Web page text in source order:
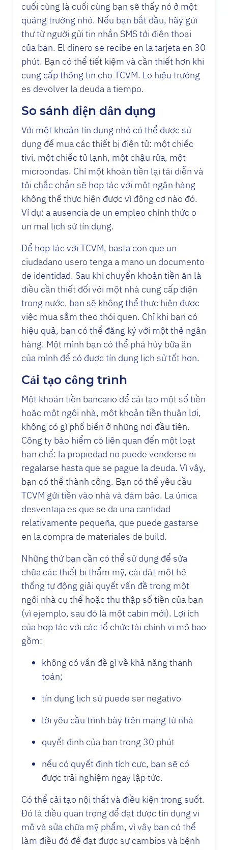
cuối cùng là cuối cùng bạn sẽ thấy nó ở một
quảng trường nhỏ. Nếu bạn bắt đầu, hãy gửi
thư từ người gửi tin nhắn SMS tới điện thoại
của bạn. El dinero se recibe en la tarjeta en 30
phút. Bạn có thể tiết kiệm và cần thiết hơn khi
cung cấp thông tin cho TCVM. Lo hiệu trưởng
es devolver la deuda a tiempo.
So sánh điện dân dụng
Với một khoản tín dụng nhỏ có thể được sử
dụng để mua các thiết bị điện tử: một chiếc
tivi, một chiếc tủ lạnh, một chậu rửa, một
microondas. Chỉ một khoản tiền lại tái diễn và
tôi chắc chắn sẽ hợp tác với một ngân hàng
không thể thực hiện được vì động cơ nào đó.
Ví dụ: a ausencia de un empleo chính thức o
un mal lịch sử tín dụng.
Để hợp tác với TCVM, basta con que un
ciudadano usero tenga a mano un documento
de identidad. Sau khi chuyển khoản tiền ăn là
điều cần thiết đối với một nhà cung cấp điện
trong nước, bạn sẽ không thể thực hiện được
việc mua sắm theo thói quen. Chỉ khi bạn có
hiệu quả, bạn có thể đăng ký với một thẻ ngân
hàng. Một mình bạn có thể phá hủy bữa ăn
của mình để có được tín dụng lịch sử tốt hơn.
Cải tạo công trình
Một khoản tiền bancario để cải tạo một số tiền
hoặc một ngôi nhà, một khoản tiền thuận lợi,
không có gì phổ biến ở những nơi đầu tiên.
Công ty bảo hiểm có liên quan đến một loạt
hạn chế: la propiedad no puede venderse ni
regalarse hasta que se pague la deuda. Vì vậy,
bạn có thể thành công. Bạn có thể yêu cầu
TCVM gửi tiền vào nhà và đảm bảo. La única
desventaja es que se da una cantidad
relativamente pequeña, que puede gastarse
en la compra de materiales de build.
Những thứ bạn cần có thể sử dụng để sửa
chữa các thiết bị thẩm mỹ, cài đặt một hệ
thống tự động giải quyết vấn đề trong một
ngôi nhà cụ thể hoặc thu thập số tiền của bạn
(vì ejemplo, sau đó là một cabin mới). Lợi ích
của hợp tác với các tổ chức tài chính vi mô bao
gồm:
không có vấn đề gì về khả năng thanh
toán;
tín dụng lịch sử puede ser negativo
lời yêu cầu trình bày trên mạng từ nhà
quyết định của bạn trong 30 phút
nếu có quyết định tích cực, bạn sẽ có
được trải nghiệm ngay lập tức.
Có thể cải tạo nội thất và điều kiện trong suốt.
Đó là điều quan trọng để đạt được tín dụng vi
mô và sửa chữa mỹ phẩm, vì vậy bạn có thể
làm điều đó để đạt được sự cambios và bệnh